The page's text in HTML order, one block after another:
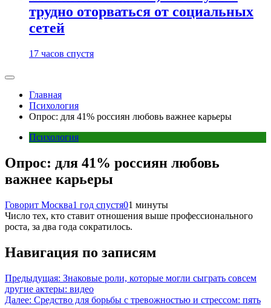
трудно оторваться от социальных
сетей
17 часов спустя
Главная
Психология
Опрос: для 41% россиян любовь важнее карьеры
Психология
Опрос: для 41% россиян любовь
важнее карьеры
Говорит Москва1 год спустя01 минуты
Число тех, кто ставит отношения выше профессионального
роста, за два года сократилось.
Навигация по записям
Предыдущая: Знаковые роли, которые могли сыграть совсем
другие актеры: видео
Далее: Средство для борьбы с тревожностью и стрессом: пять